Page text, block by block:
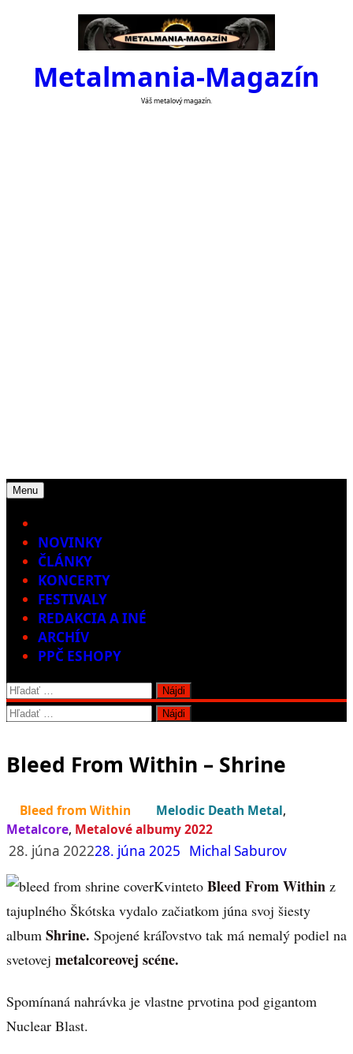
Metalmania-Magazín
Váš metalový magazín.
Menu
NOVINKY
ČLÁNKY
KONCERTY
FESTIVALY
REDAKCIA A INÉ
ARCHÍV
PPČ ESHOPY
Hľadať:
Hľadať:
Bleed From Within – Shrine
Bleed from Within Melodic Death Metal,
Metalcore, Metalové albumy 2022
28. júna 202228. júna 2025 Michal Saburov
Kvinteto Bleed From Within z
tajuplného Škótska vydalo začiatkom júna svoj šiesty
album Shrine. Spojené kráľovstvo tak má nemalý podiel na
svetovej metalcoreovej scéne.
Spomínaná nahrávka je vlastne prvotina pod gigantom
Nuclear Blast.